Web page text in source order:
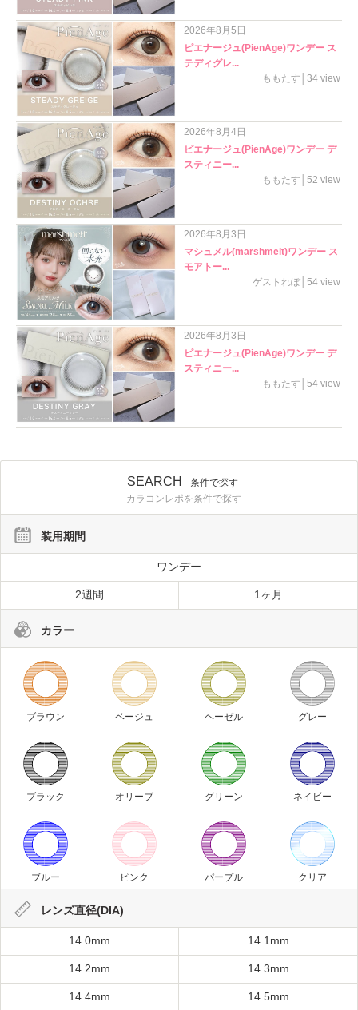
2026年8月5日
ピエナージュ(PienAge)ワンデー ス
テディグレ...
ももたす│34 view
2026年8月4日
ピエナージュ(PienAge)ワンデー デ
スティニー...
ももたす│52 view
2026年8月3日
マシュメル(marshmelt)ワンデー ス
モアトー...
ゲストれぽ│54 view
2026年8月3日
ピエナージュ(PienAge)ワンデー デ
スティニー...
ももたす│54 view
SEARCH
-条件で探す-
カラコンレポを条件で探す
装用期間
ワンデー
2週間 1ヶ月
カラー
ブラウン ベージュ ヘーゼル グレー
ブラック オリーブ グリーン ネイビー
ブルー ピンク パープル クリア
レンズ直径(DIA)
14.0mm 14.1mm
14.2mm 14.3mm
14.4mm 14.5mm